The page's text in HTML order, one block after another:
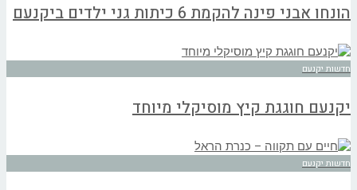
הונחו אבני פינה להקמת 6 כיתות גני ילדים ביקנעם
חדשות יקנעם
יקנעם חוגגת קיץ מוסיקלי מיוחד
חדשות יקנעם